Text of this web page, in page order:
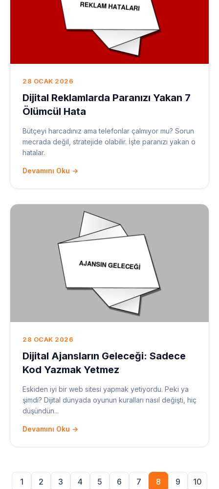
28 OCAK 2026
Dijital Reklamlarda Paranızı Yakan 7
Ölümcül Hata
Bütçeyi harcadınız ama telefonlar çalmıyor mu? Sorun
mecrada değil, stratejide olabilir. İşte paranızı yakan o
hatalar.
Devamını Oku →
28 OCAK 2026
Dijital Ajansların Geleceği: Sadece
Kod Yazmak Yetmez
Eskiden iyi bir web sitesi yapmak yetiyordu. Peki ya
şimdi? Dijital dünyada oyunun kuralları nasıl değişti, hiç
düşündün...
Devamını Oku →
1 2 3 4 5 6 7 8 9 10